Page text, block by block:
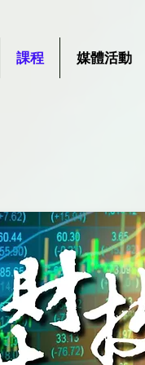
課程 媒體活動